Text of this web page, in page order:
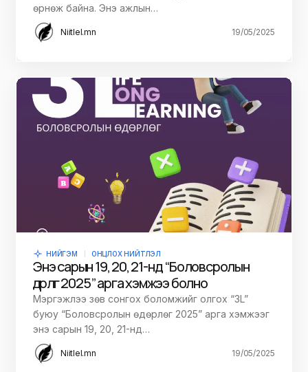
өрнөж байна. Энэ ажлын…
Niitlel.mn 19/05/2025
НИЙГЭМ ОНЦЛОХ НИЙТЛЭЛ
Энэ сарын 19, 20, 21-нд “Боловсролын
өдөрлөг 2025” арга хэмжээ болно
Мэргэжлээ зөв сонгох боломжийг олгох “3L”
буюу “Боловсролын өдөрлөг 2025” арга хэмжээг
энэ сарын 19, 20, 21-нд…
Niitlel.mn 19/05/2025